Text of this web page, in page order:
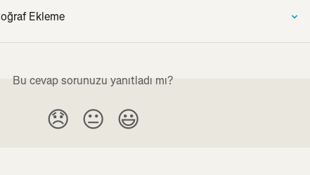
Ekleme
Bu cevap sorunuzu yanıtladı mı?
😞 😐 😃